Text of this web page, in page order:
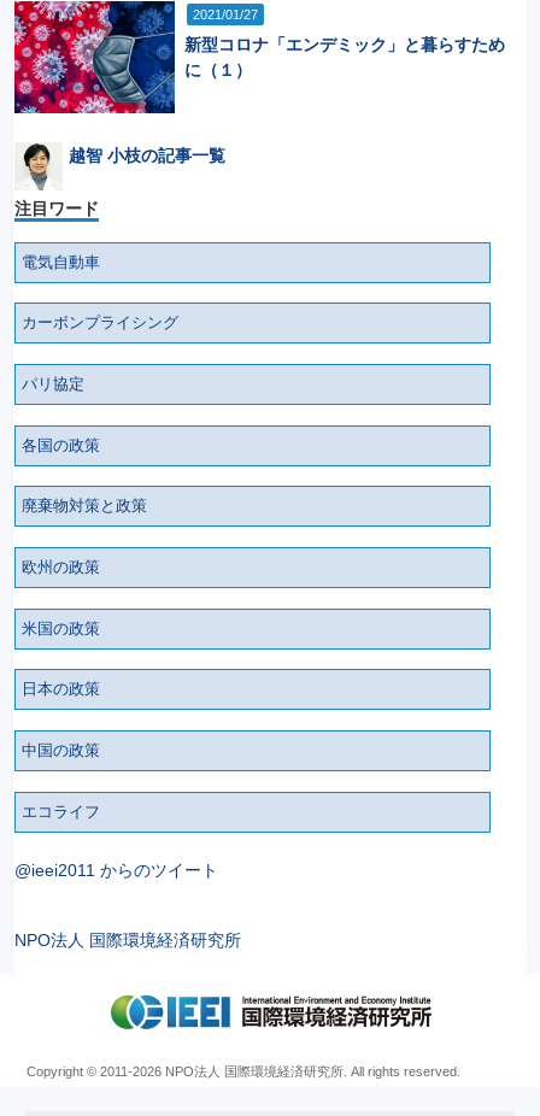
2021/01/27
新型コロナ「エンデミック」と暮らすため
に（１）
越智 小枝の記事一覧
注目ワード
電気自動車
カーボンプライシング
パリ協定
各国の政策
廃棄物対策と政策
欧州の政策
米国の政策
日本の政策
中国の政策
エコライフ
@ieei2011 からのツイート
NPO法人 国際環境経済研究所
Copyright © 2011-2026 NPO法人 国際環境経済研究所. All rights reserved.